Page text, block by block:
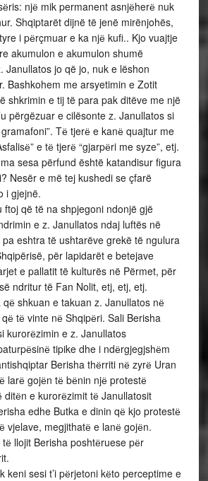
njё mik permanent asnjёherё nuk
Shqiptarët dijnë të jenë mirënjohës,
i pёrçmuar e ka njё kufi.. Kjo vuajtje
akumulon e akumulon shumë
Janullatos jo që jo, nuk e lëshon
Bashkohem me arsyetimin e Zotit
shkrimin e tij të para pak ditëve me një
përgëzuar e cilësonte z. Janullatos si
Tё tjerё e kanё quajtur me
e tё tjerё “gjarpёri me syze”, etj.
sesa përfund është katandisur figura
Nesër e më tej kushedi se çfarë
i gjejnë.
ftoj që të na shpjegoni ndonjë gjë
e z. Janullatos ndaj luftës në
eshtra të ushtarëve grekë të ngulura
për lapidarët e betejave
e pallatit të kulturës në Përmet, për
ndritur të Fan Nolit, etj, etj, etj.
shkuan e takuan z. Janullatos nё
tё vinte nё Shqipёri. Sali Berisha
kurorёzimin e z. Janullatos
tipike dhe i ndёrgjegjshёm
Berisha thёrriti nё zyrё Uran
larё gojёn tё bёnin njё protestё
ditёn e kurorёzimit tё Janullatosit
edhe Butka e dinin qё kjo protestё
vjelave, megjithatё e lanё gojёn.
llojit Berisha poshtёruese pёr
keni sesi t’i pёrjetoni kёto perceptime e